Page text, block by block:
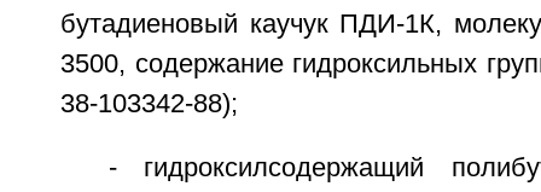
бутадиеновый каучук ПДИ-1К,
3500, содержание гидроксильных
38-103342-88);
- гидроксилсодержащий